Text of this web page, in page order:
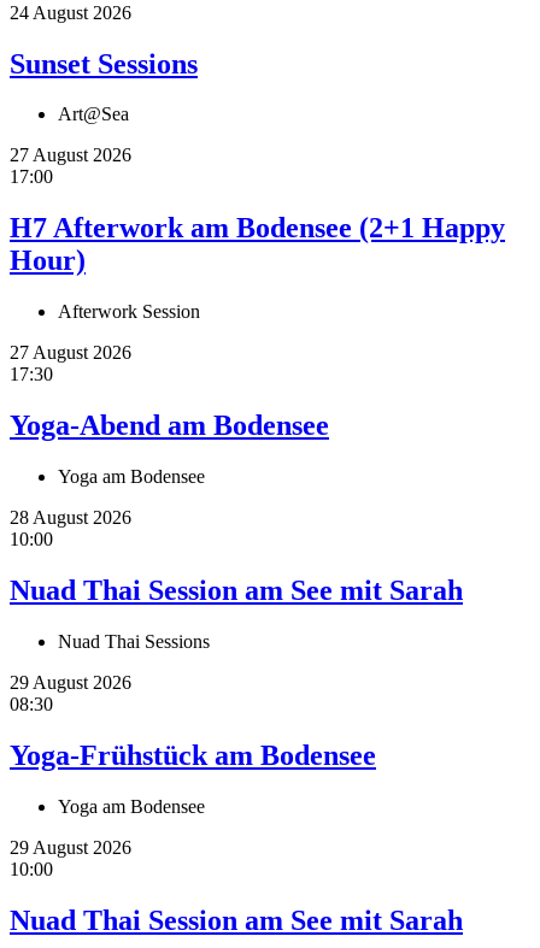
24 August 2026
Sunset Sessions
Art@Sea
27 August 2026
17:00
H7 Afterwork am Bodensee (2+1 Happy
Hour)
Afterwork Session
27 August 2026
17:30
Yoga-Abend am Bodensee
Yoga am Bodensee
28 August 2026
10:00
Nuad Thai Session am See mit Sarah
Nuad Thai Sessions
29 August 2026
08:30
Yoga-Frühstück am Bodensee
Yoga am Bodensee
29 August 2026
10:00
Nuad Thai Session am See mit Sarah